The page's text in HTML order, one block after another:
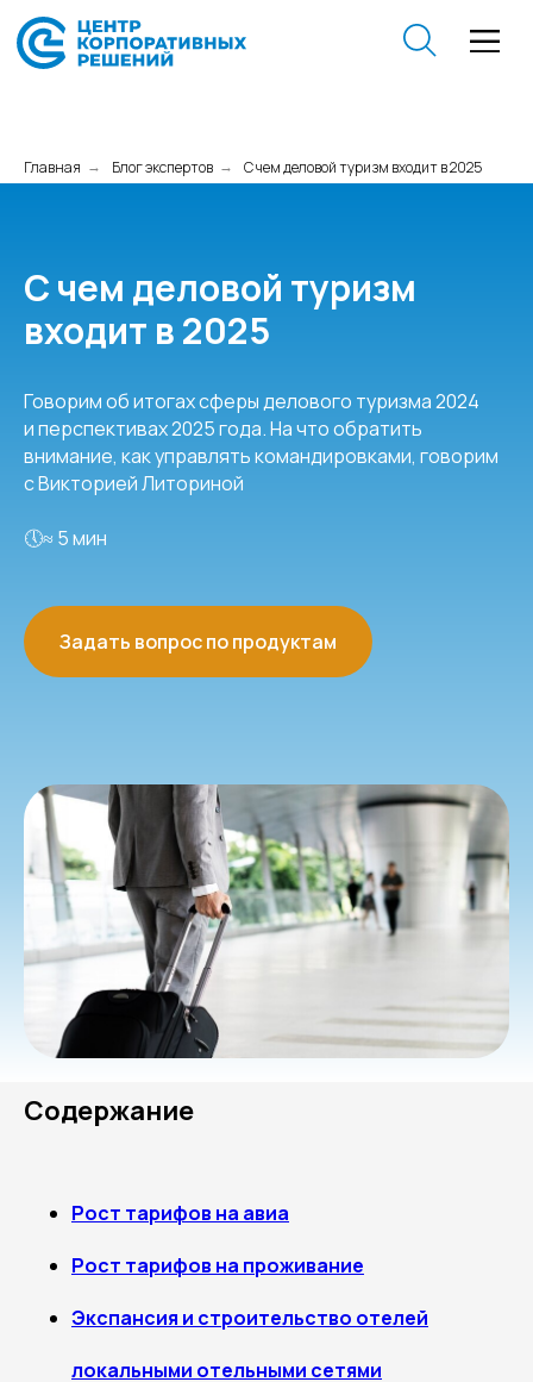
Главная → Блог экспертов → С чем деловой туризм входит в 2025
С чем деловой туризм
входит в 2025
Говорим об итогах сферы делового туризма 2024
и перспективах 2025 года. На что обратить
внимание, как управлять командировками, говорим
с Викторией Литориной
🕔≈ 5 мин
Задать вопрос по продуктам
Содержание
Рост тарифов на авиа
Рост тарифов на проживание
Экспансия и строительство отелей
локальными отельными сетями